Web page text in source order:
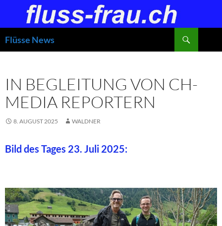
springen
Flüsse News
IN BEGLEITUNG VON CH-
MEDIA REPORTERN
8. AUGUST 2025 WALDNER
Bild des Tages 23. Juli 2025: